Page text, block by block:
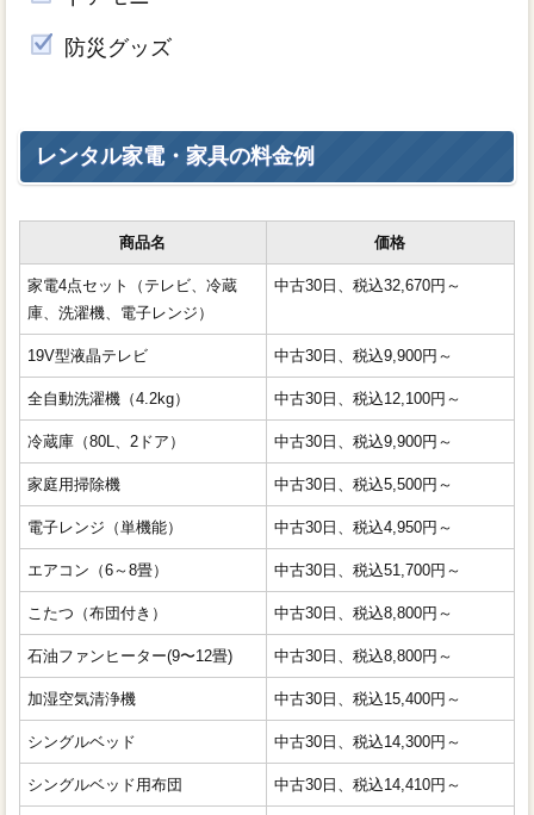
防災グッズ
レンタル家電・家具の料金例
商品名 価格
家電4点セット（テレビ、冷蔵
庫、洗濯機、電子レンジ）
中古30日、税込32,670円～
19V型液晶テレビ 中古30日、税込9,900円～
全自動洗濯機（4.2kg） 中古30日、税込12,100円～
冷蔵庫（80L、2ドア） 中古30日、税込9,900円～
家庭用掃除機 中古30日、税込5,500円～
電子レンジ（単機能） 中古30日、税込4,950円～
エアコン（6～8畳） 中古30日、税込51,700円～
こたつ（布団付き） 中古30日、税込8,800円～
石油ファンヒーター(9〜12畳) 中古30日、税込8,800円～
加湿空気清浄機 中古30日、税込15,400円～
シングルベッド 中古30日、税込14,300円～
シングルベッド用布団 中古30日、税込14,410円～